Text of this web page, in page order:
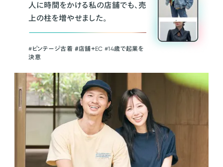
人に時間をかける私の店舗でも、売
上の柱を増やせました。
#ビンテージ古着 ＃店舗＋EC #14歳で起業を
決意